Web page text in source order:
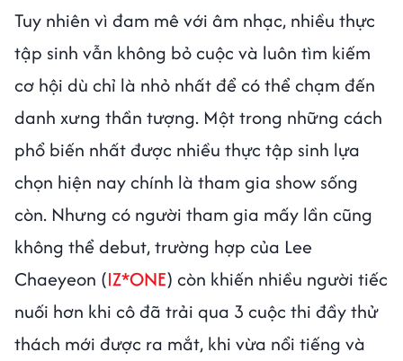
Tuy nhiên vì đam mê với âm nhạc, nhiều thực
tập sinh vẫn không bỏ cuộc và luôn tìm kiếm
cơ hội dù chỉ là nhỏ nhất để có thể chạm đến
danh xưng thần tượng. Một trong những cách
phổ biến nhất được nhiều thực tập sinh lựa
chọn hiện nay chính là tham gia show sống
còn. Nhưng có người tham gia mấy lần cũng
không thể debut, trường hợp của Lee
Chaeyeon (IZ*ONE) còn khiến nhiều người tiếc
nuối hơn khi cô đã trải qua 3 cuộc thi đầy thử
thách mới được ra mắt, khi vừa nổi tiếng và